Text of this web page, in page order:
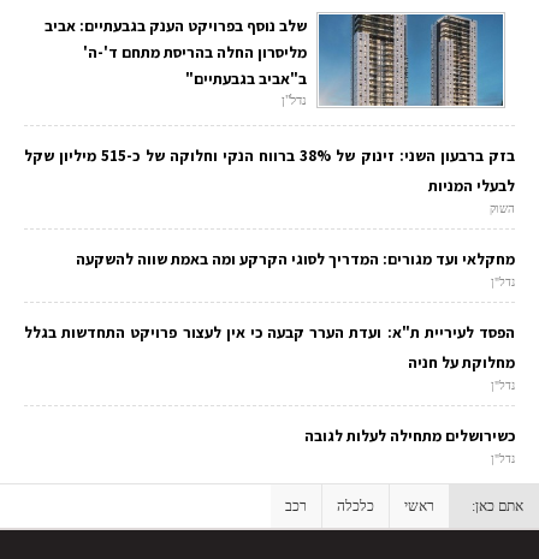
שלב נוסף בפרויקט הענק בגבעתיים: אביב
מליסרון החלה בהריסת מתחם ד'-ה'
ב"אביב בגבעתיים"
נדל"ן
בזק ברבעון השני: זינוק של 38% ברווח הנקי וחלוקה של כ-515 מיליון שקל
לבעלי המניות
השוק
מחקלאי ועד מגורים: המדריך לסוגי הקרקע ומה באמת שווה להשקעה
נדל"ן
הפסד לעיריית ת"א: ועדת הערר קבעה כי אין לעצור פרויקט התחדשות בגלל
מחלוקת על חניה
נדל"ן
כשירושלים מתחילה לעלות לגובה
נדל"ן
אתם כאן: ראשי כלכלה רכב